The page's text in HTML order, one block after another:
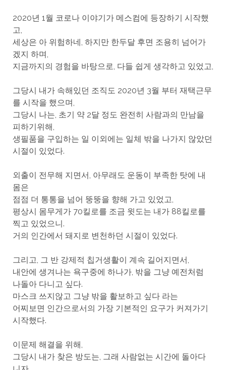
2020년 1월 코로나 이야기가 메스컴에 등장하기 시작했
고,
세상은 아 위험하네, 하지만 한두달 후면 조용히 넘어가
겠지 하며,
지금까지의 경험을 바탕으로, 다들 쉽게 생각하고 있었고,
그당시 내가 속해있던 조직도 2020년 3월 부터 재택근무
를 시작을 했으며,
그당시 나는, 초기 약 2달 정도 완전히 사람과의 만남을
피하기위해,
생필품을 구입하는 일 이외에는 일체 밖을 나가지 않았던
시절이 있었다.
외출이 전무해 지면서, 아무래도 운동이 부족한 탓에 내
몸은
점점 더 통통을 넘어 뚱뚱을 향해 가고 있었고,
평상시 몸무게가 70킬로를 조금 윗도는 내가 88킬로를
찍고 있었으니.
거의 인간에서 돼지로 변천하던 시절이 있었다.
그리고, 그 반 강제적 칩거생활이 계속 길어지면서,
내안에 생겨나는 욕구중에 하나가, 밖을 그냥 예전처럼
나돌아 다니고 싶다.
마스크 쓰지않고 그냥 밖을 활보하고 싶다 라는
어찌보면 인간으로서의 가장 기본적인 요구가 커져가기
시작했다.
이문제 해결을 위해,
그당시 내가 찾은 방도는, 그래 사람없는 시간에 돌아다